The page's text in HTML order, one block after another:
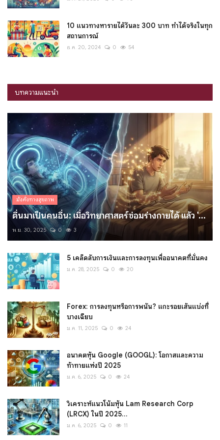
10 แนวทางหารายได้วันละ 300 บาท ทำได้จริงในทุก
สถานการณ์
ธ.ค. 20, 2024 0 54
บทความแนะนำ
มั่งคั่งทางสุขภาพ
ตื่นมาเป็นคนอื่น: เมื่อวิทยาศาสตร์ซ่อมร่างกายได้ แล้ว '...
พ.ย. 30, 2025 0 3
5 เคล็ดลับการเงินและการลงทุนเพื่ออนาคตที่มั่นคง
ม.ค. 28, 2025 0 20
Forex: การลงทุนหรือการพนัน? แกะรอยเส้นแบ่งที่
บางเฉียบ
ม.ค. 11, 2025 0 24
อนาคตหุ้น Google (GOOGL): โอกาสและความ
ท้าทายแห่งปี 2025
ม.ค. 6, 2025 0 24
วิเคราะห์แนวโน้มหุ้น Lam Research Corp
(LRCX) ในปี 2025...
ม.ค. 6, 2025 0 11